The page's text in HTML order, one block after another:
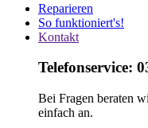
Reparieren
So funktioniert's!
Kontakt
Telefonservice:
Bei Fragen beraten
einfach an.